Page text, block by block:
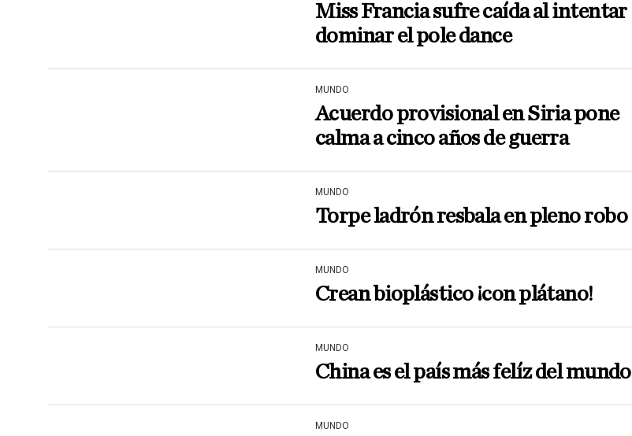
Miss Francia sufre caída al intentar
dominar el pole dance
MUNDO
Acuerdo provisional en Siria pone
calma a cinco años de guerra
MUNDO
Torpe ladrón resbala en pleno robo
MUNDO
Crean bioplástico ¡con plátano!
MUNDO
China es el país más felíz del mundo
MUNDO